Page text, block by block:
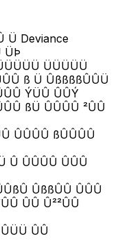
Ü Deviance
ÜÞ
ÜÜÜÜÜ
ß Ü ÛßßßßÛÛÜ
ÝÜÛ ÛÛÝ
ßÜ ÛÛÛÛ ²ÛÛ
ÛÛÛÛ ßÛÛÛÛ
Û ÛÛÛÛ ÛÛÛ
ÛßßÛÛ ÛÛÛ
ÛÛ Û²²ÛÛ
ÛÛ